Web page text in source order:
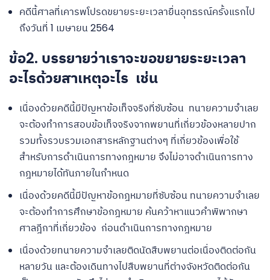
คดีนี้ศาลที่เคารพโปรดขยายระยะเวลายื่นอุทธรณ์ครั้งแรกไป
ถึงวันที่ 1 เมษายน 2564
ข้อ2. บรรยายว่าเราจะขอขยายระยะเวลา
อะไรด้วยสาเหตุอะไร เช่น
เนื่องด้วยคดีนี้มีปัญหาข้อเท็จจริงที่ซับซ้อน ทนายความจำเลย
จะต้องทำการสอบข้อเท็จจริงจากพยานที่เกี่ยวข้องหลายปาก
รวมทั้งรวบรวมเอกสารหลักฐานต่างๆ ที่เกี่ยวข้องเพื่อใช้
สำหรับการดำเนินการทางกฎหมาย จึงไม่อาจดำเนินการทาง
กฎหมายได้ทันภายในกำหนด
เนื่องด้วยคดีนี้มีปัญหาข้อกฎหมายที่ซับซ้อน ทนายความจำเลย
จะต้องทำการศึกษาข้อกฎหมาย ค้นคว้าหาแนวคำพิพากษา
ศาลฎีกาที่เกี่ยวข้อง ก่อนดำเนินการทางกฎหมาย
เนื่องด้วยทนายความจำเลยติดนัดสืบพยานต่อเนื่องติดต่อกัน
หลายวัน และต้องเดินทางไปสืบพยานที่ต่างจังหวัดติดต่อกัน